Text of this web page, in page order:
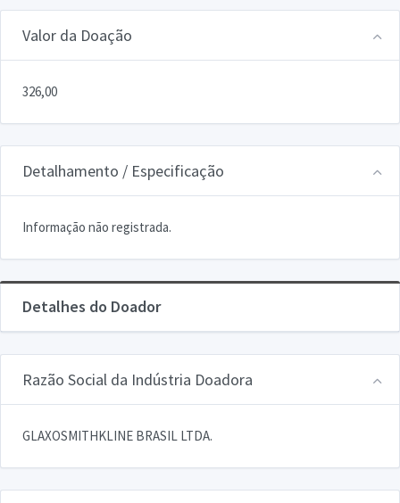
Valor da Doação
326,00
Detalhamento / Especificação
Informação não registrada.
Detalhes do Doador
Razão Social da Indústria Doadora
GLAXOSMITHKLINE BRASIL LTDA.